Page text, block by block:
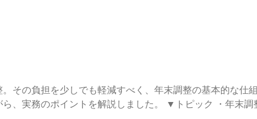
その負担を少しでも軽減すべく、年末調整の基本的な仕
ました。 ▼トピック ・年末調整の基礎と仕組み ・必要書類と控除項